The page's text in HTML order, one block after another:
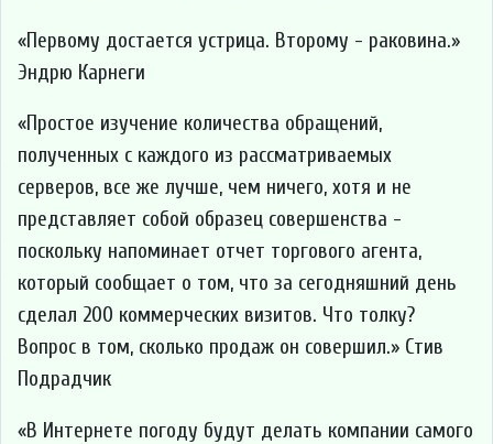
Первому достается устрица. Второму - раковина.
Эндрю Карнеги
Простое изучение количества обращений,
полученных с каждого из рассматриваемых
серверов, все же лучше, чем ничего, хотя и не
представляет собой образец совершенства -
поскольку напоминает отчет торгового агента,
который сообщает о том, что за сегодняшний день
сделал 200 коммерческих визитов. Что толку?
Вопрос в том, сколько продаж он совершил.
Стив
Подрадчик
В Интернете погоду будут делать компании самого